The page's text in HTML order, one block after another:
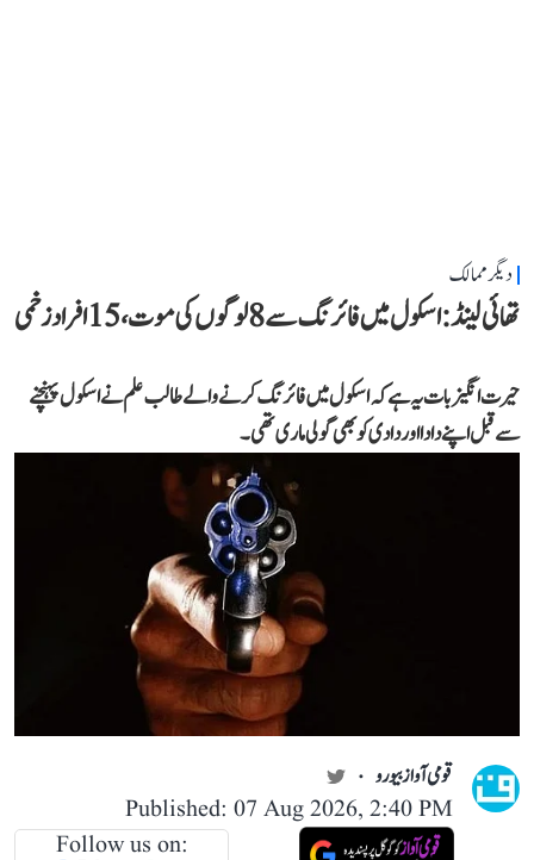
دیگر ممالک
تھائی لینڈ: اسکول میں فائرنگ سے 8 لوگوں کی موت، 15 افراد زخمی
حیرت انگیز بات یہ ہے کہ اسکول میں فائرنگ کرنے والے طالب علم نے اسکول پہنچنے
سے قبل اپنے دادا اور دادی کو بھی گولی ماری تھی۔
قومی آواز بیورو
Published: 07 Aug 2026, 2:40 PM
Follow us on: